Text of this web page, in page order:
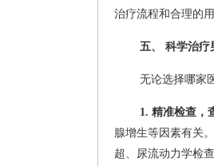
治疗流程和合理的用
五、 科学治疗
无论选择哪家
1. 精准检查，
腺增生等因素有关
超、尿流动力学检